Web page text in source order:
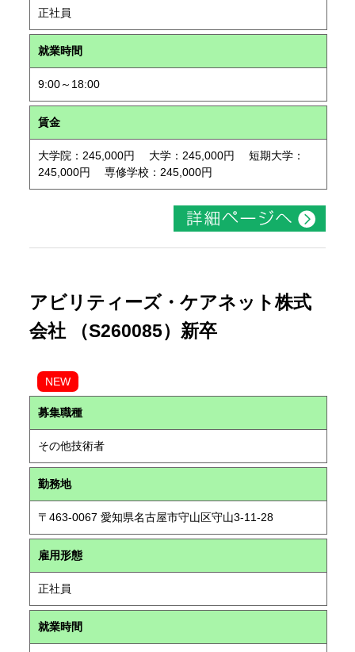
正社員
就業時間
9:00～18:00
賃金
大学院：245,000円 大学：245,000円 短期大学：
245,000円 専修学校：245,000円
アビリティーズ・ケアネット株式
会社 （S260085）新卒
NEW
募集職種
その他技術者
勤務地
〒463-0067 愛知県名古屋市守山区守山3-11-28
雇用形態
正社員
就業時間